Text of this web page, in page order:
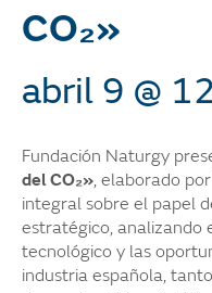
CO₂»
abril 9 @
Fundación Naturgy
del CO₂», elaborado
integral sobre el papel
estratégico, analizando
tecnológico y las
industria española,